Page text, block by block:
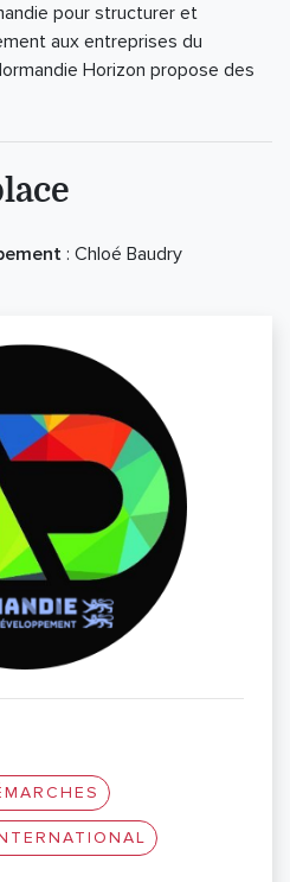
pour structurer et
aux entreprises du
Horizon propose des
: Chloé Baudry